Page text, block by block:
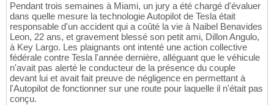
Pendant trois semaines à Miami, un jury a été chargé d'évaluer
dans quelle mesure la technologie Autopilot de Tesla était
responsable d'un accident qui a coûté la vie à Naibel Benavides
Leon, 22 ans, et gravement blessé son petit ami, Dillon Angulo,
à Key Largo. Les plaignants ont intenté une action collective
fédérale contre Tesla l'année dernière, alléguant que le véhicule
n'avait pas alerté le conducteur de la présence du couple
devant lui et avait fait preuve de négligence en permettant à
l'Autopilot de fonctionner sur une route pour laquelle il n'était pas
conçu.